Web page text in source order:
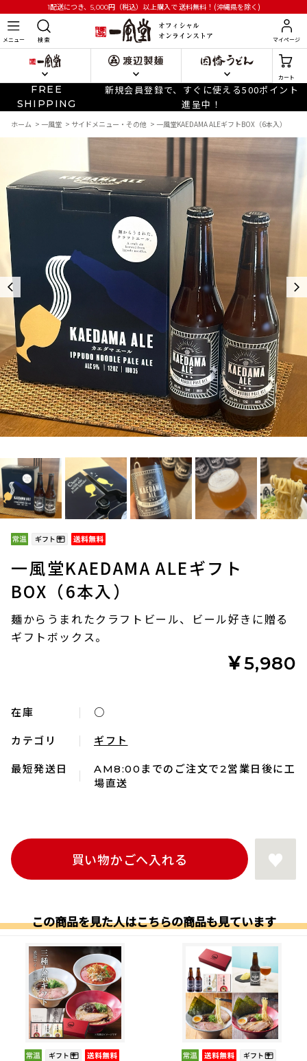
1配送につき、5,000円 （税込）以上購入で送料無料！(沖縄県を除く)
メニュー 検 索 マイページ
カート
FREE
SHIPPING
新規会員登録で、すぐに使える500ポイント
進呈中！
ホーム > 一風堂 > サイドメニュー・その他 > 一風堂KAEDAMA ALEギフトBOX（6本入）
一風堂KAEDAMA ALEギフト
BOX（6本入）
麺からうまれたクラフトビール、ビール好きに贈る
ギフトボックス。
￥5,980
在庫 ○
カテゴリ ギフト
最短発送日
AM8:00までのご注文で2営業日後に工
場直送
この商品を見た人はこちらの商品も見ています